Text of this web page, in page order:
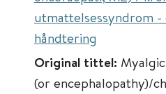
utmattelsessyndrom -
håndtering
Original tittel:
(or encephalopathy)/